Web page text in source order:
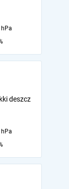
deszcz